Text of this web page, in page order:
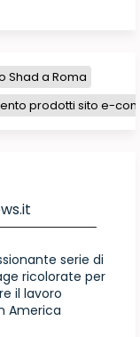
Shad a Roma
prodotti sito e-
serie di
ricolorate per
il lavoro
America